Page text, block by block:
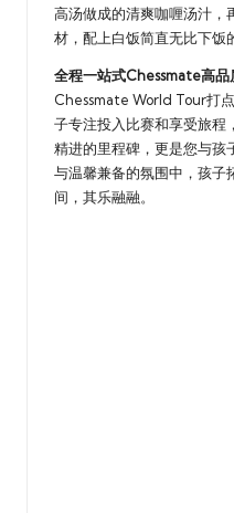
高汤做成的清爽咖喱汤汁，
材，配上白饭简直无比下饭
全程一站式Chessmate高品
Chessmate World Tour打
子专注投入比赛和享受旅程
精进的里程碑，更是您与孩
与温馨兼备的氛围中，孩子
间，其乐融融。